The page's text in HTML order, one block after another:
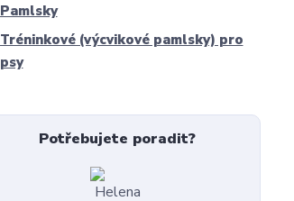
Pamlsky
Tréninkové (výcvikové pamlsky) pro
psy
Potřebujete poradit?